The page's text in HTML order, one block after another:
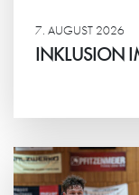
7. AUGUST 2026
INKLUSION